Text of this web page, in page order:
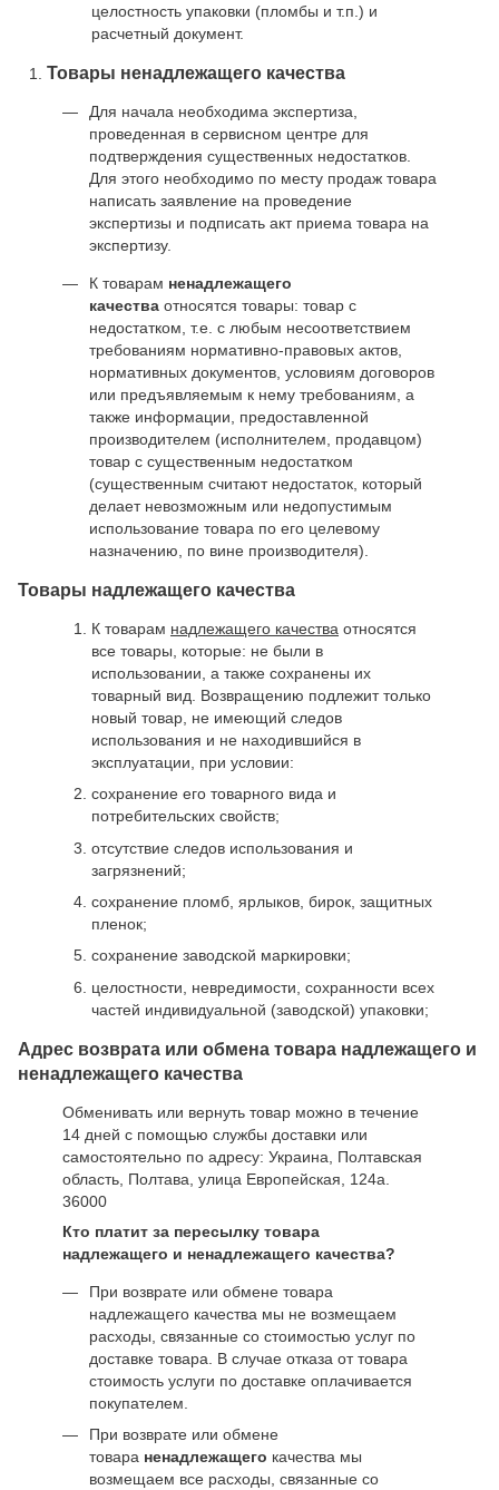
целостность упаковки (пломбы и т.п.) и
расчетный документ.
Товары ненадлежащего качества
Для начала необходима экспертиза,
проведенная в сервисном центре для
подтверждения существенных недостатков.
Для этого необходимо по месту продаж товара
написать заявление на проведение
экспертизы и подписать акт приема товара на
экспертизу.
К товарам ненадлежащего
качества относятся товары: товар с
недостатком, т.е. с любым несоответствием
требованиям нормативно-правовых актов,
нормативных документов, условиям договоров
или предъявляемым к нему требованиям, а
также информации, предоставленной
производителем (исполнителем, продавцом)
товар с существенным недостатком
(существенным считают недостаток, который
делает невозможным или недопустимым
использование товара по его целевому
назначению, по вине производителя).
Товары надлежащего качества
К товарам надлежащего качества относятся
все товары, которые: не были в
использовании, а также сохранены их
товарный вид. Возвращению подлежит только
новый товар, не имеющий следов
использования и не находившийся в
эксплуатации, при условии:
сохранение его товарного вида и
потребительских свойств;
отсутствие следов использования и
загрязнений;
сохранение пломб, ярлыков, бирок, защитных
пленок;
сохранение заводской маркировки;
целостности, невредимости, сохранности всех
частей индивидуальной (заводской) упаковки;
Адрес возврата или обмена товара надлежащего и
ненадлежащего качества
Обменивать или вернуть товар можно в течение
14 дней с помощью службы доставки или
самостоятельно по адресу: Украина, Полтавская
область, Полтава, улица Европейская, 124а.
36000
Кто платит за пересылку товара
надлежащего и ненадлежащего качества?
При возврате или обмене товара
надлежащего качества мы не возмещаем
расходы, связанные со стоимостью услуг по
доставке товара. В случае отказа от товара
стоимость услуги по доставке оплачивается
покупателем.
При возврате или обмене
товара ненадлежащего качества мы
возмещаем все расходы, связанные со